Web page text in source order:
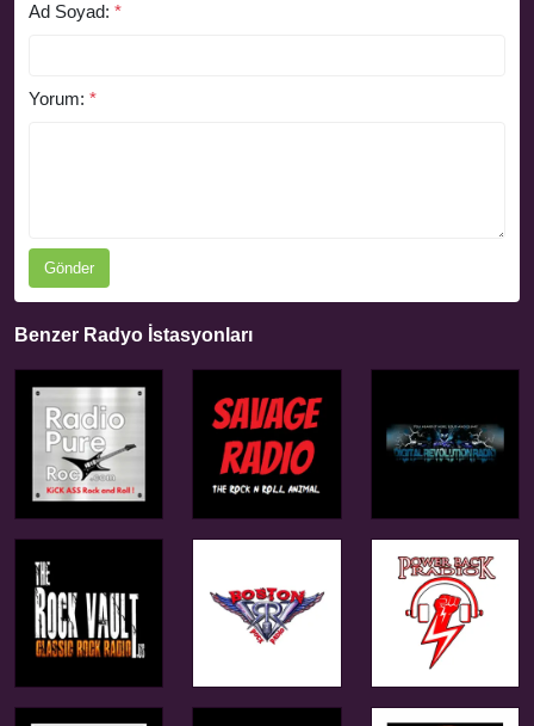
Ad Soyad: *
Yorum: *
Gönder
Benzer Radyo İstasyonları